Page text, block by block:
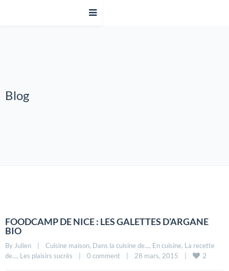
Blog
FOODCAMP DE NICE : LES GALETTES D’ARGANE
BIO
By Julien Cuisine maison, Dans la cuisine de..., En cuisine, La recette
de..., Les plaisirs sucrés 0 comment 28 mars, 2015 2